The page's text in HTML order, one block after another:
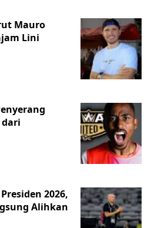
Mauro
Lini
2026,
Alihkan